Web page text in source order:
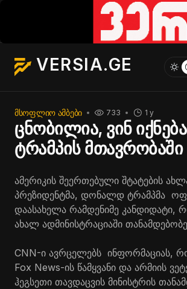
VERSIA.GE
ᲛᲡᲝᲤᲚᲘᲝ ᲐᲛᲑᲔᲑᲘ 1 y
733
ცნობილია, ვინ იქნება
ტრამპის მთავრობაში
ამერიკის შეერთებული შტატების
პრეზიდენტმა, დონალდ ტრამპმა
დაასახელა რამდენიმე კანდიდატი,
ახალ ადმინისტრაციაში
CNN-ი ავრცელებს ინფორმაციას,
Fox News-ის წამყვანი და არმიის
ჰეგსეთი თავდაცვის მინისტრის